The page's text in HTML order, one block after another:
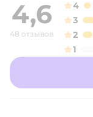
4,6
48 отзывов
4
3
2
1